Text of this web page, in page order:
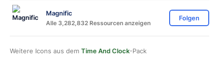
Magnific
Alle 3,282,832 Ressourcen anzeigen
Folgen
Weitere Icons aus dem Time And Clock-Pack